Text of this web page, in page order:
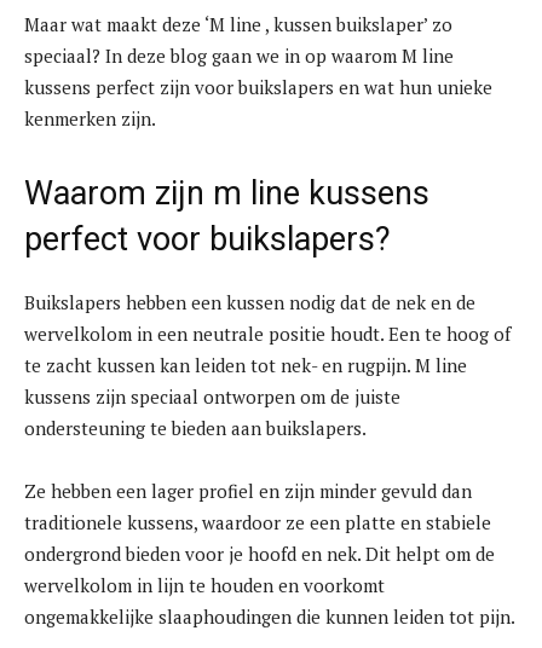
Maar wat maakt deze ‘M line , kussen buikslaper’ zo
speciaal? In deze blog gaan we in op waarom M line
kussens perfect zijn voor buikslapers en wat hun unieke
kenmerken zijn.
Waarom zijn m line kussens
perfect voor buikslapers?
Buikslapers hebben een kussen nodig dat de nek en de
wervelkolom in een neutrale positie houdt. Een te hoog of
te zacht kussen kan leiden tot nek- en rugpijn. M line
kussens zijn speciaal ontworpen om de juiste
ondersteuning te bieden aan buikslapers.
Ze hebben een lager profiel en zijn minder gevuld dan
traditionele kussens, waardoor ze een platte en stabiele
ondergrond bieden voor je hoofd en nek. Dit helpt om de
wervelkolom in lijn te houden en voorkomt
ongemakkelijke slaaphoudingen die kunnen leiden tot pijn.